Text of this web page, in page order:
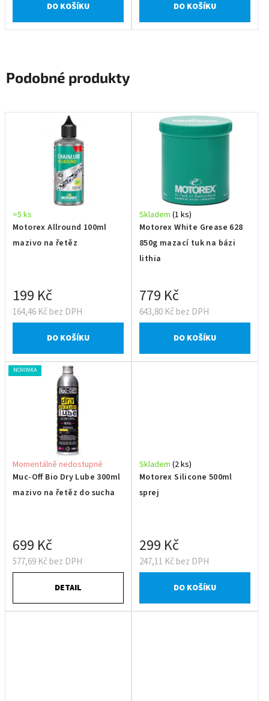
DO KOŠÍKU DO KOŠÍKU
Podobné produkty
Motorex Allround 100ml
mazivo na řetěz
>5 ks
164,46 Kč bez DPH
199 Kč
DO KOŠÍKU
Motorex White Grease 628
850g mazací tuk na bázi
lithia
Skladem (1 ks)
643,80 Kč bez DPH
779 Kč
DO KOŠÍKU
NOVINKA
Muc-Off Bio Dry Lube 300ml
mazivo na řetěz do sucha
Momentálně nedostupné
577,69 Kč bez DPH
699 Kč
DETAIL
Motorex Silicone 500ml
sprej
Skladem (2 ks)
247,11 Kč bez DPH
299 Kč
DO KOŠÍKU